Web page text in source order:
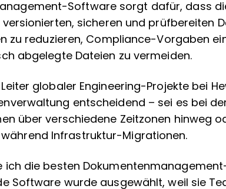
Software sorgt dafür, dass
sicheren und prüfbereiten
zu reduzieren, Compliance-Vorgaben
abgelegte Dateien zu vermeiden.
globaler Engineering-Projekte bei
entscheidend – sei es bei
über verschiedene Zeitzonen hinweg
Infrastruktur-Migrationen.
ich die besten
Software wurde ausgewählt, weil sie